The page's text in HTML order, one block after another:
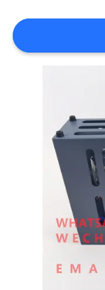
MAPPA
DEL
PRIVACY
POLICY